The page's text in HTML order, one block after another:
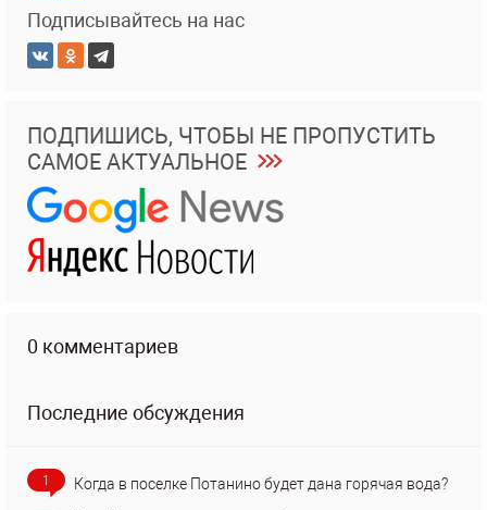
Подписывайтесь на нас
ПОДПИШИСЬ, ЧТОБЫ НЕ ПРОПУСТИТЬ
САМОЕ АКТУАЛЬНОЕ
0 комментариев
Последние обсуждения
1 Когда в поселке Потанино будет дана горячая вода?